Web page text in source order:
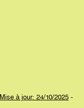
Mise à jour: 24/10/2025 -